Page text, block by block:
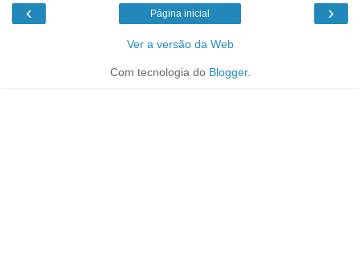
‹ ›
Página inicial
Ver a versão da Web
Com tecnologia do Blogger.